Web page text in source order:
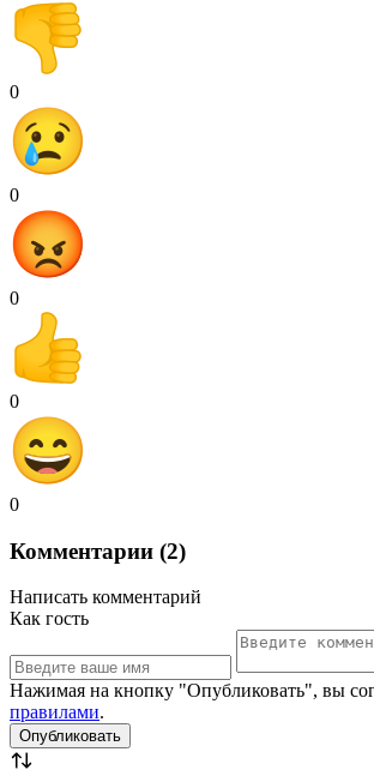
0
0
0
0
0
Комментарии (2)
Написать комментарий
Как гость
Нажимая на кнопку "Опубликовать", вы
правилами.